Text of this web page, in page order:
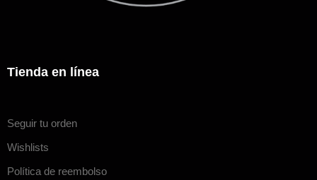
Tienda en línea
Seguir tu orden
Wishlists
Política de reembolso